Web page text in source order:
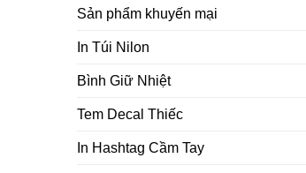
Sản phẩm khuyến mại
In Túi Nilon
Bình Giữ Nhiệt
Tem Decal Thiếc
In Hashtag Cầm Tay